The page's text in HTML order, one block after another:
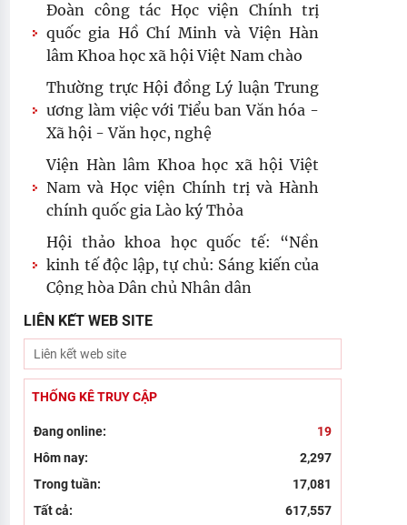
Đoàn công tác Học viện Chính trị
quốc gia Hồ Chí Minh và Viện Hàn
lâm Khoa học xã hội Việt Nam chào
Thường trực Hội đồng Lý luận Trung
ương làm việc với Tiểu ban Văn hóa -
Xã hội - Văn học, nghệ
Viện Hàn lâm Khoa học xã hội Việt
Nam và Học viện Chính trị và Hành
chính quốc gia Lào ký Thỏa
Hội thảo khoa học quốc tế: “Nền
kinh tế độc lập, tự chủ: Sáng kiến của
Cộng hòa Dân chủ Nhân dân
Đổi mới công tác kiểm tra, giám sát
tại Chi bộ Viện Nhà nước và Pháp
luật: Gắn siết chặt kỷ cương
Đẩy mạnh sáng tác văn học, nghệ
Thương binh - Liệt sĩ
Chủ tịch Viện Hàn lâm Khoa học xã
hội Việt Nam thăm và làm việc tại
Viện Khoa học Kinh tế và Xã hội
LIÊN KẾT WEB SITE
THỐNG KÊ TRUY CẬP
Đang online:
19
Hôm nay:
2,297
Trong tuần:
17,081
Tất cả:
617,557